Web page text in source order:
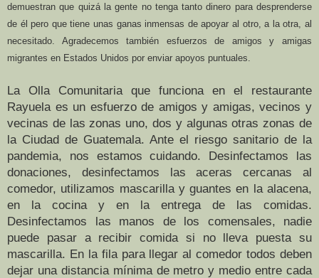
demuestran que quizá la gente no tenga tanto dinero para desprenderse
de él pero que tiene unas ganas inmensas de apoyar al otro, a la otra, al
necesitado. Agradecemos también esfuerzos de amigos y amigas
migrantes en Estados Unidos por enviar apoyos puntuales.
La Olla Comunitaria que funciona en el restaurante
Rayuela es un esfuerzo de amigos y amigas, vecinos y
vecinas de las zonas uno, dos y algunas otras zonas de
la Ciudad de Guatemala. Ante el riesgo sanitario de la
pandemia, nos estamos cuidando. Desinfectamos las
donaciones, desinfectamos las aceras cercanas al
comedor, utilizamos mascarilla y guantes en la alacena,
en la cocina y en la entrega de las comidas.
Desinfectamos las manos de los comensales, nadie
puede pasar a recibir comida si no lleva puesta su
mascarilla. En la fila para llegar al comedor todos deben
dejar una distancia mínima de metro y medio entre cada